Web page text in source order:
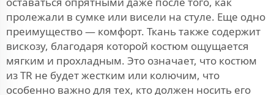
пролежали в сумке или висели на стуле. Еще одно
преимущество — комфорт. Ткань также содержит
вискозу, благодаря которой костюм ощущается
мягким и прохладным. Это означает, что костюм
из TR не будет жестким или колючим, что
особенно важно для тех, кто должен носить его